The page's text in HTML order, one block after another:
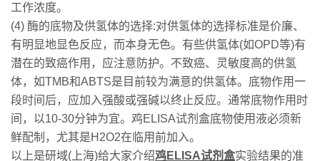
工作浓度。
(4) 酶的底物及供氢体的选择:对供氢体的选择标准是价廉、
有明显地显色反应，而本身无色。有些供氢体(如OPD等)有
潜在的致癌作用，应注意防护。不致癌、灵敏度高的供氢
体，如TMB和ABTS是目前较为满意的供氢体。底物作用一
段时间后，应加入强酸或强碱以终止反应。通常底物作用时
间，以10-30分钟为宜。鸡ELISA试剂盒底物使用液必须新
鲜配制，尤其是H2O2在临用前加入。
以上是研域(上海)给大家介绍鸡ELISA试剂盒实验结果的准